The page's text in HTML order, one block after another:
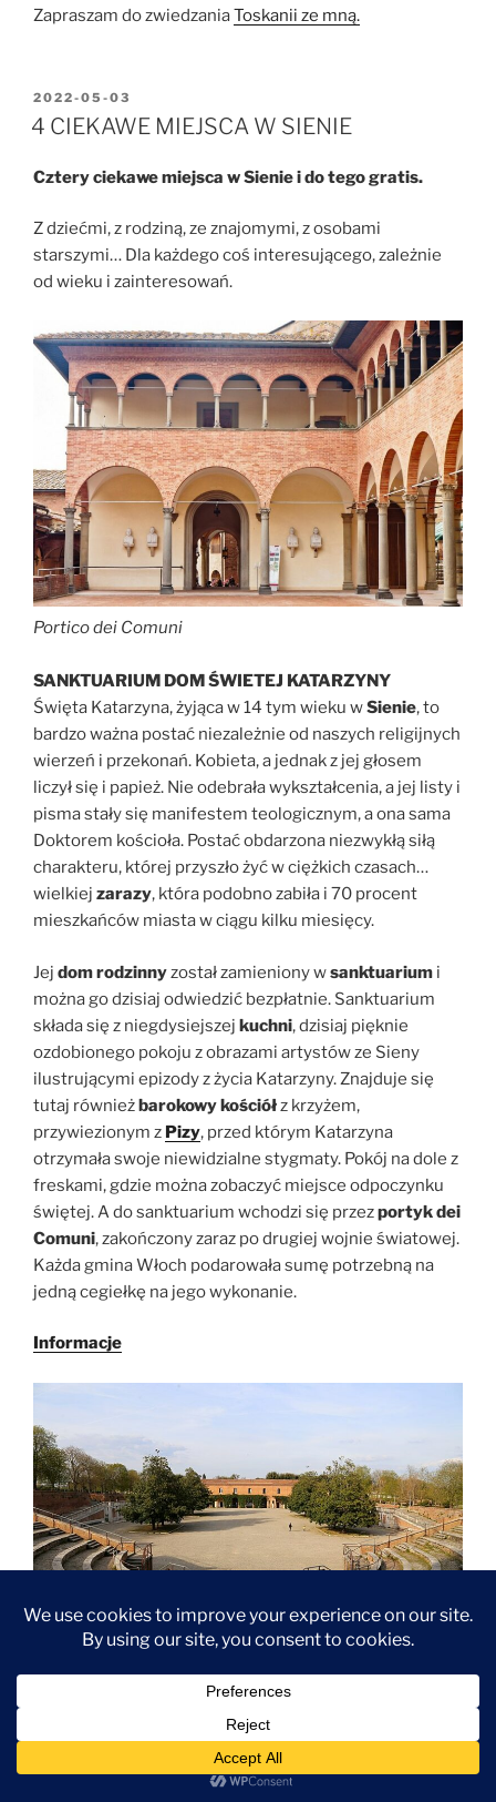
Zapraszam do zwiedzaniaToskanii ze mną.
OPUBLIKOWANE
W
2022-05-03
4 CIEKAWE MIEJSCA W SIENIE
Cztery ciekawe miejsca w Sienie i do tego gratis.
Z dziećmi, z rodziną, ze znajomymi, z osobami
starszymi… Dla każdego coś interesującego, zależnie
od wieku i zainteresowań.
Portico dei Comuni
SANKTUARIUM DOM ŚWIETEJ KATARZYNY
Święta Katarzyna, żyjąca w 14 tym wieku wSienie, to
bardzo ważna postać niezależnie od naszych religijnych
wierzeń i przekonań. Kobieta, a jednak z jej głosem
liczył się i papież. Nie odebrała wykształcenia, a jej listy i
pisma stały się manifestem teologicznym, a ona sama
Doktorem kościoła. Postać obdarzona niezwykłą siłą
charakteru, której przyszło żyć w ciężkich czasach…
wielkiej zarazy, która podobno zabiła i 70 procent
mieszkańców miasta w ciągu kilku miesięcy.
Jej dom rodzinnyzostał zamieniony wsanktuarium i
można go dzisiaj odwiedzić bezpłatnie. Sanktuarium
składa się z niegdysiejszej kuchni, dzisiaj pięknie
ozdobionego pokoju z obrazami artystów ze Sieny
ilustrującymi epizody z życia Katarzyny. Znajduje się
tutaj równieżbarokowy kościółz krzyżem,
przywiezionym z Pizy, przed którym Katarzyna
otrzymała swoje niewidzialne stygmaty. Pokój na dole z
freskami, gdzie można zobaczyć miejsce odpoczynku
świętej. A do sanktuarium wchodzi się przezportyk dei
Comuni, zakończony zaraz po drugiej wojnie światowej.
Każda gmina Włoch podarowała sumę potrzebną na
jedną cegiełkę na jego wykonanie.
Informacje
FORTECA MEDYCEJSKA
Być może iż zaparkujecie właśnie przy fortecy lub